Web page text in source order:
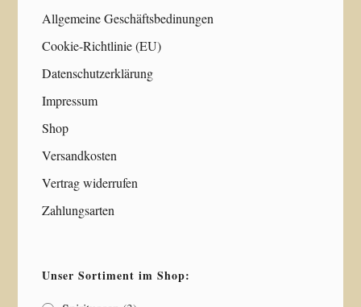
Allgemeine Geschäftsbedinungen
Cookie-Richtlinie (EU)
Datenschutzerklärung
Impressum
Shop
Versandkosten
Vertrag widerrufen
Zahlungsarten
Unser Sortiment im Shop: